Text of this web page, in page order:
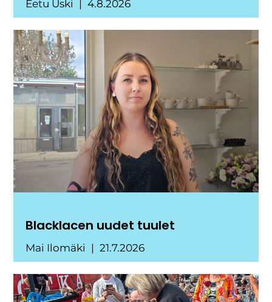
Eetu Uski 4.8.2026
Blacklacen uudet tuulet
Mai Ilomäki 21.7.2026